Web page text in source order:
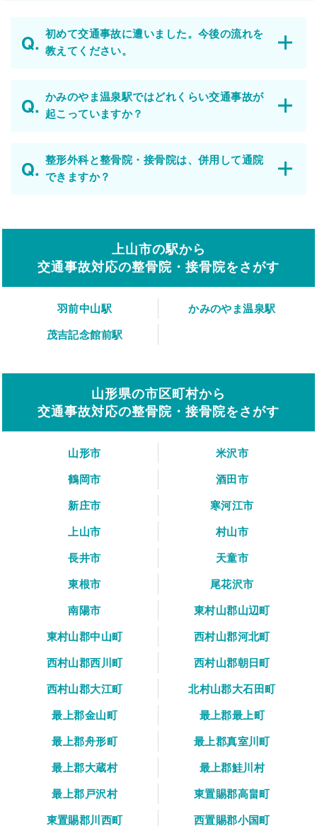
初めて交通事故に遭いました。今後の流れを
教えてください。
かみのやま温泉駅ではどれくらい交通事故が
起こっていますか？
整形外科と整骨院・接骨院は、併用して通院
できますか？
上山市の駅から
交通事故対応の整骨院・接骨院をさがす
羽前中山駅
かみのやま温泉駅
茂吉記念館前駅
山形県の市区町村から
交通事故対応の整骨院・接骨院をさがす
山形市
米沢市
鶴岡市
酒田市
新庄市
寒河江市
上山市
村山市
長井市
天童市
東根市
尾花沢市
南陽市
東村山郡山辺町
東村山郡中山町
西村山郡河北町
西村山郡西川町
西村山郡朝日町
西村山郡大江町
北村山郡大石田町
最上郡金山町
最上郡最上町
最上郡舟形町
最上郡真室川町
最上郡大蔵村
最上郡鮭川村
最上郡戸沢村
東置賜郡高畠町
東置賜郡川西町
西置賜郡小国町